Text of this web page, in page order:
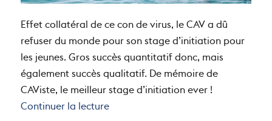
Effet collatéral de ce con de virus, le CAV a dû
refuser du monde pour son stage d’initiation pour
les jeunes. Gros succès quantitatif donc, mais
également succès qualitatif. De mémoire de
CAViste, le meilleur stage d’initiation ever !
Continuer la lecturede « Stage d’initiation »